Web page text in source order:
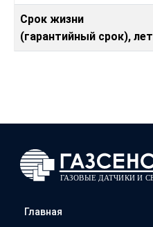
Срок жизни
(гарантийный срок), лет
Главная